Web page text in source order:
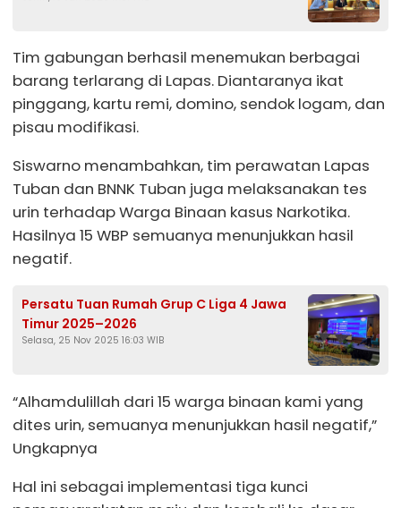
Tim gabungan berhasil menemukan berbagai
barang terlarang di Lapas. Diantaranya ikat
pinggang, kartu remi, domino, sendok logam, dan
pisau modifikasi.
Siswarno menambahkan, tim perawatan Lapas
Tuban dan BNNK Tuban juga melaksanakan tes
urin terhadap Warga Binaan kasus Narkotika.
Hasilnya 15 WBP semuanya menunjukkan hasil
negatif.
Persatu Tuan Rumah Grup C Liga 4 Jawa
Timur 2025–2026
Selasa, 25 Nov 2025 16:03 WIB
“Alhamdulillah dari 15 warga binaan kami yang
dites urin, semuanya menunjukkan hasil negatif,”
Ungkapnya
Hal ini sebagai implementasi tiga kunci